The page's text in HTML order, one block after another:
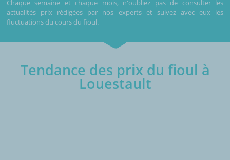
Chaque semaine et chaque mois, n'oubliez pas de consulter les
actualités prix rédigées par nos experts et suivez avec eux les
fluctuations du cours du fioul.
Tendance des prix du fioul à
Louestault